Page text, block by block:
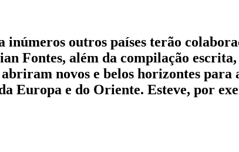
outros países terão
Fontes, além da compilação
novos e belos horizontes para
Europa e do Oriente. Esteve, por